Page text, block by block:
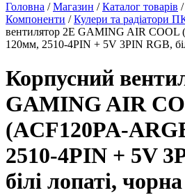
Головна /Магазин /Каталог товарів /
Компоненти /Кулери та радіатори
вентилятор 2E GAMING AIR COOL
120мм, 2510-4PIN + 5V 3PIN RGB,
Корпусний
GAMING AIR
(ACF120PA-
2510-4PIN + 5V
білі лопаті,